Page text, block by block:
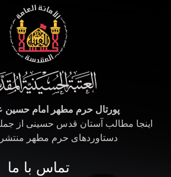
پورتال حرم مطهر امام حسین
اینجا مطالب آستان قدس حسینی از
دستاوردهای حرم مطهر
تماس با ما